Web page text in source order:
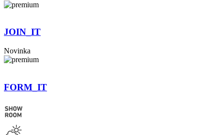
JOIN_IT
Novinka
FORM_IT